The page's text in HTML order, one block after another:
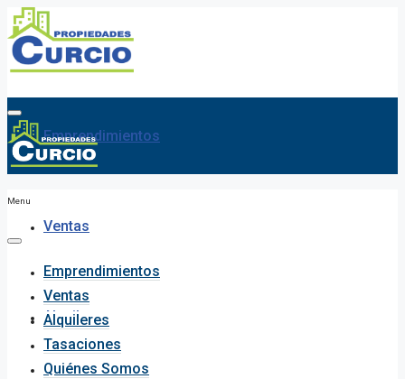
Emprendimientos
Ventas
Alquileres
Menu
Emprendimientos
Ventas
Alquileres
Tasaciones
Quiénes Somos